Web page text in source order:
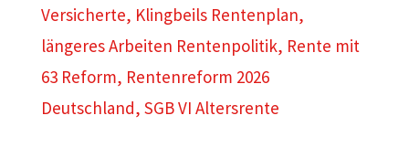
Versicherte, Klingbeils Rentenplan,
längeres Arbeiten Rentenpolitik, Rente mit
63 Reform, Rentenreform 2026
Deutschland, SGB VI Altersrente